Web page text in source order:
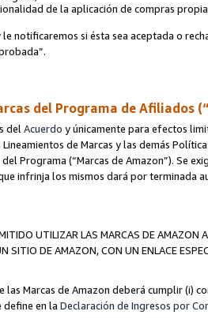
de la aplicación de compras
notificaremos si ésta sea aceptada o
del Programa de Afiliados
del Acuerdo y únicamente para efectos
de Marcas y las demás
Programa (“Marcas de Amazon”). Se
infrinja los mismos dará por terminada
UTILIZAR LAS MARCAS DE
SITIO DE AMAZON, CON UN ENLACE
las Marcas de Amazon deberá cumplir (i)
define en la Declaración de Ingresos por